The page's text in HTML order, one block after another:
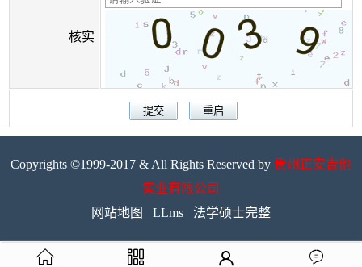
核实
Copyrights ©1999-2017 & All Rights Reserved by 贵州正安吉他
实业有限公司
网站地图
LLms 法学硕士完整